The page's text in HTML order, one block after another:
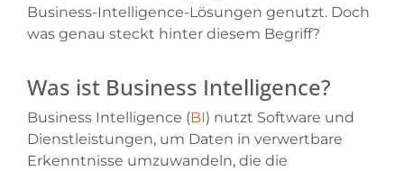
Business-Intelligence-Lösungen genutzt. Doch
was genau steckt hinter diesem Begriff?
Was ist Business Intelligence?
Business Intelligence (BI) nutzt Software und
Dienstleistungen, um Daten in verwertbare
Erkenntnisse umzuwandeln, die die